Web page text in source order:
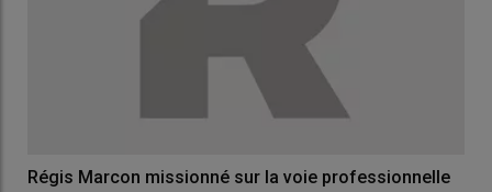
Régis Marcon missionné sur la voie professionnelle